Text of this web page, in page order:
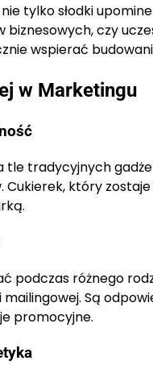
tylko słodki
czy
wspierać
w Marketingu
tle tradycyjnych
który
podczas różnego
Są
promocyjne.